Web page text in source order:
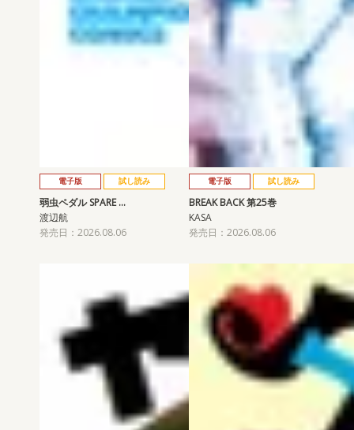
電子版 試し読み
弱虫ペダル SPARE …
渡辺航
発売日：2026.08.06
電子版 試し読み
BREAK BACK 第25巻
KASA
発売日：2026.08.06